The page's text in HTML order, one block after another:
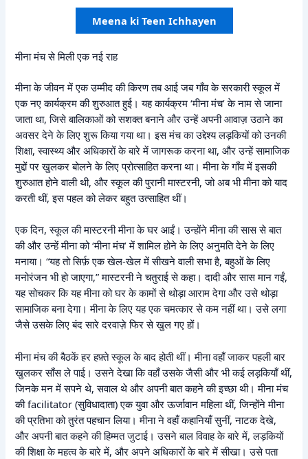
Meena ki Teen Ichhayen
मीना मंच से मिली एक नई राह
मीना के जीवन में एक उम्मीद की किरण तब आई जब गाँव के सरकारी स्कूल में
एक नए कार्यक्रम की शुरुआत हुई। यह कार्यक्रम ‘मीना मंच’ के नाम से जाना
जाता था, जिसे बालिकाओं को सशक्त बनाने और उन्हें अपनी आवाज़ उठाने का
अवसर देने के लिए शुरू किया गया था। इस मंच का उद्देश्य लड़कियों को उनकी
शिक्षा, स्वास्थ्य और अधिकारों के बारे में जागरूक करना था, और उन्हें सामाजिक
मुद्दों पर खुलकर बोलने के लिए प्रोत्साहित करना था। मीना के गाँव में इसकी
शुरुआत होने वाली थी, और स्कूल की पुरानी मास्टरनी, जो अब भी मीना को याद
करती थीं, इस पहल को लेकर बहुत उत्साहित थीं।
एक दिन, स्कूल की मास्टरनी मीना के घर आईं। उन्होंने मीना की सास से बात
की और उन्हें मीना को ‘मीना मंच’ में शामिल होने के लिए अनुमति देने के लिए
मनाया। “यह तो सिर्फ़ एक खेल-खेल में सीखने वाली सभा है, बहुओं के लिए
मनोरंजन भी हो जाएगा,” मास्टरनी ने चतुराई से कहा। दादी और सास मान गईं,
यह सोचकर कि यह मीना को घर के कामों से थोड़ा आराम देगा और उसे थोड़ा
सामाजिक बना देगा। मीना के लिए यह एक चमत्कार से कम नहीं था। उसे लगा
जैसे उसके लिए बंद सारे दरवाज़े फिर से खुल गए हों।
मीना मंच की बैठकें हर हफ़्ते स्कूल के बाद होती थीं। मीना वहाँ जाकर पहली बार
खुलकर साँस ले पाई। उसने देखा कि वहाँ उसके जैसी और भी कई लड़कियाँ थीं,
जिनके मन में सपने थे, सवाल थे और अपनी बात कहने की इच्छा थी। मीना मंच
की facilitator (सुविधादाता) एक युवा और ऊर्जावान महिला थीं, जिन्होंने मीना
की प्रतिभा को तुरंत पहचान लिया। मीना ने वहाँ कहानियाँ सुनीं, नाटक देखे,
और अपनी बात कहने की हिम्मत जुटाई। उसने बाल विवाह के बारे में, लड़कियों
की शिक्षा के महत्व के बारे में, और अपने अधिकारों के बारे में सीखा। उसे पता